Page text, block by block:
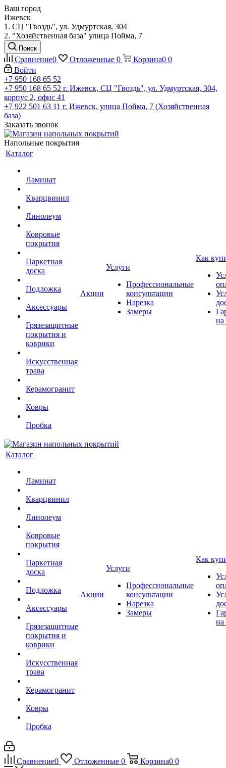
Ваш город
Ижевск
1. СЦ "Гвоздь", ул. Удмуртская, 304
2. "Хозяйственная база" улица Пойма, 7
Поиск
Сравнение0 Отложенные 0 Корзина0 0
Войти
+7 950 168 65 52
+7 950 168 65 52 г. Ижевск, СЦ "Гвоздь", ул. Удмуртская, 304,
корпус 2, офис 41
+7 922 501 63 11 г. Ижевск, улица Пойма, 7 (Хозяйственная
база)
Заказать звонок
Напольные покрытия
Каталог
Ламинат
Кварцвинил
Линолеум
Ковровые
покрытия
Паркетная
доска
Подложка
Аксессуары
Грязезащитные
покрытия и
коврики
Искусственная
трава
Керамогранит
Ковры
Пробка
Акции
Услуги
Профессиональные
консультации
Нарезка
Замеры
Как
на
Каталог
Ламинат
Кварцвинил
Линолеум
Ковровые
покрытия
Паркетная
доска
Подложка
Аксессуары
Грязезащитные
покрытия и
коврики
Искусственная
трава
Керамогранит
Ковры
Пробка
Акции
Услуги
Профессиональные
консультации
Нарезка
Замеры
Как
на
Сравнение0 Отложенные 0 Корзина0 0